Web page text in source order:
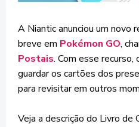
A Niantic anunciou um novo
breve em Pokémon GO,
Postais. Com esse
guardar os cartões dos
para revisitar em outros
Veja a descrição do Livro de